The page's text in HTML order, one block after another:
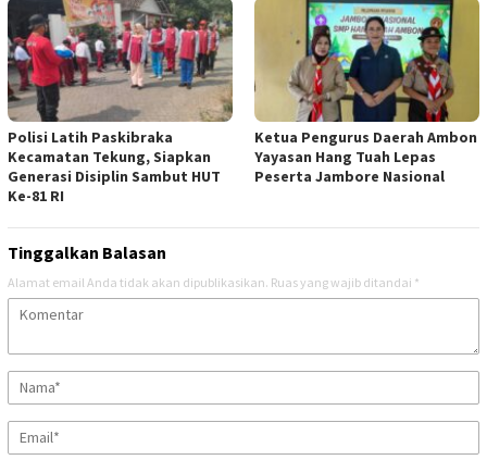
Polisi Latih Paskibraka
Kecamatan Tekung, Siapkan
Generasi Disiplin Sambut HUT
Ke-81 RI
Ketua Pengurus Daerah Ambon
Yayasan Hang Tuah Lepas
Peserta Jambore Nasional
Tinggalkan Balasan
Alamat email Anda tidak akan dipublikasikan. Ruas yang wajib ditandai *